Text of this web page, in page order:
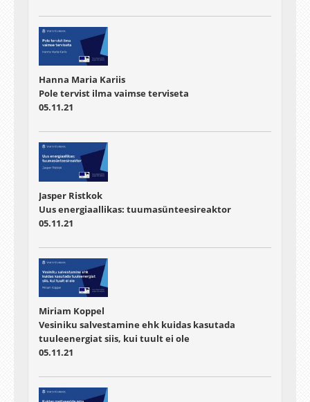
Hanna Maria Kariis
Pole tervist ilma vaimse terviseta
05.11.21
Jasper Ristkok
Uus energiaallikas: tuumasünteesireaktor
05.11.21
Miriam Koppel
Vesiniku salvestamine ehk kuidas kasutada
tuuleenergiat siis, kui tuult ei ole
05.11.21